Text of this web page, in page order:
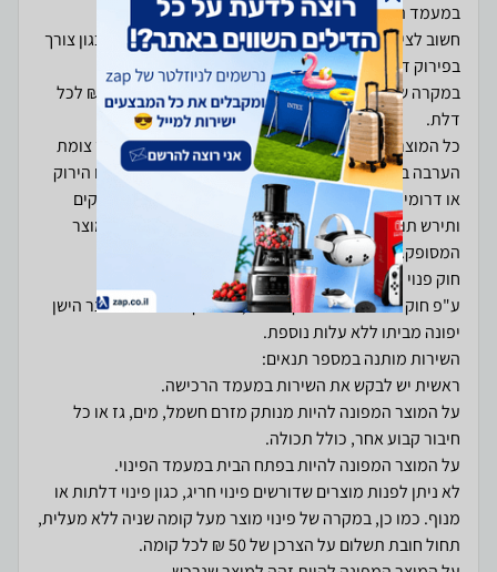
חשוב לציין כי עלות ההובלה אינה כוללת מקרים חריגים כגון צורך
במקרה שיש צורך בפירוק דלתות זה כרוך בעלות של 60 ₪ לכל
כל המוצרים הכוללים הובלות הם בגבולות הקו הירוק ועד צומת
הערבה בדרום. בכל מקרה של הובלה מעבר לגבולות הקו הירוק
או דרומית לצומת הערבה, האספקה תהיה עד 14 ימי עסקים
ותירש תוספת תשלום שנעה בין 100 ₪ ל- 350 ₪ תלוי במוצר
ע"פ חוק פינוי פסולת אלקטרונית, יש ללקוח זכות שהמוצר הישן
על המוצר המפונה להיות מנותק מזרם חשמל, מים, גז או כל
לא ניתן לפנות מוצרים שדורשים פינוי חריג, כגון פינוי דלתות או
מנוף. כמו כן, במקרה של פינוי מוצר מעל קומה שניה ללא מעלית,